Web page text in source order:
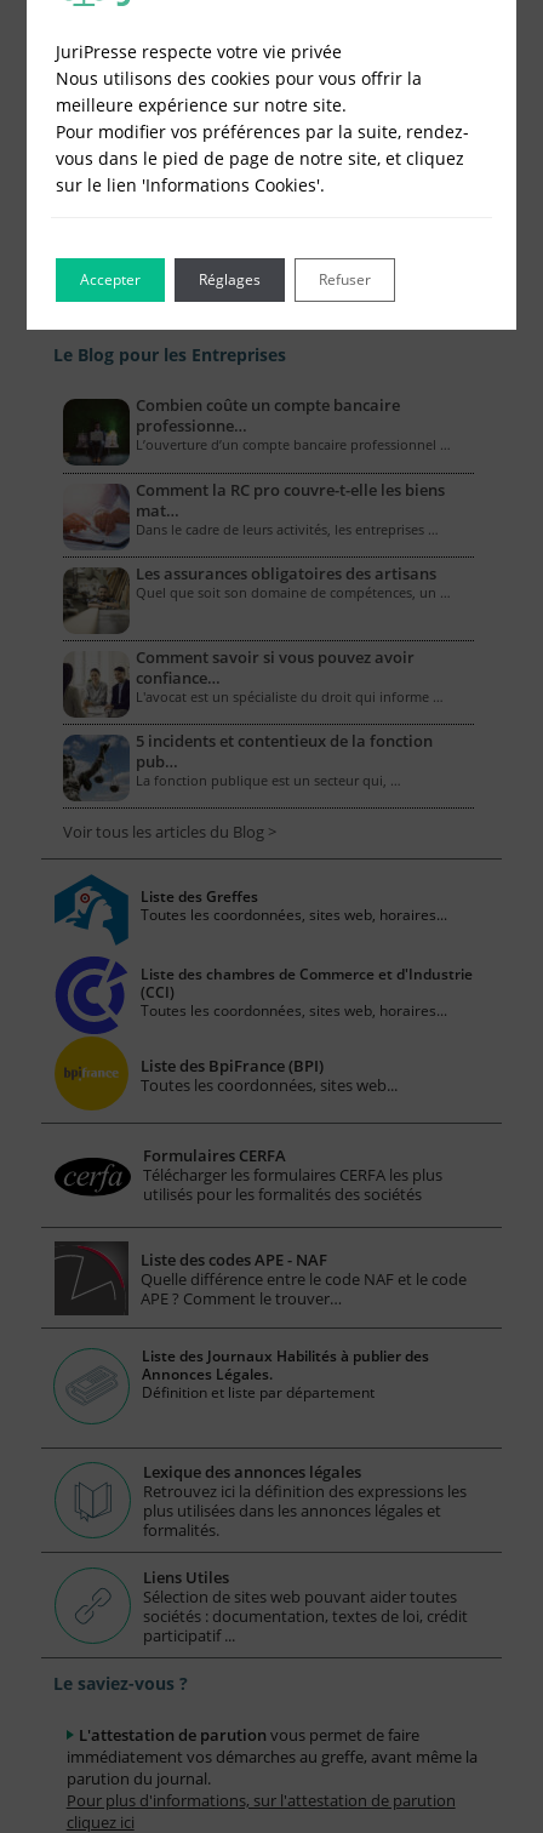
Le Blog pour les Entreprises
Combien coûte un compte bancaire
professionne…
L’ouverture d’un compte bancaire professionnel …
Comment la RC pro couvre-t-elle les biens
mat…
Dans le cadre de leurs activités, les entreprises …
Les assurances obligatoires des artisans
Quel que soit son domaine de compétences, un …
Comment savoir si vous pouvez avoir
confiance…
L'avocat est un spécialiste du droit qui informe …
5 incidents et contentieux de la fonction
pub…
La fonction publique est un secteur qui, …
Voir tous les articles du Blog >
Liste des Greffes
Toutes les coordonnées, sites web, horaires...
Liste des chambres de Commerce et d'Industrie
(CCI)
Toutes les coordonnées, sites web, horaires...
Liste des BpiFrance (BPI)
Toutes les coordonnées, sites web...
Formulaires CERFA
Télécharger les formulaires CERFA les plus
utilisés pour les formalités des sociétés
Liste des codes APE - NAF
Quelle différence entre le code NAF et le code
APE ? Comment le trouver…
Liste des Journaux Habilités à publier des
Annonces Légales.
Définition et liste par département
Lexique des annonces légales
Retrouvez ici la définition des expressions les
plus utilisées dans les annonces légales et
formalités.
Liens Utiles
Sélection de sites web pouvant aider toutes
sociétés : documentation, textes de loi, crédit
participatif ...
Le saviez-vous ?
L'attestation de parution vous permet de faire
immédiatement vos démarches au greffe, avant même la
parution du journal.
Pour plus d'informations, sur l'attestation de parution
cliquez ici
JuriPresse respecte votre vie privée
Nous utilisons des cookies pour vous offrir la
meilleure expérience sur notre site.
Pour modifier vos préférences par la suite, rendez-
vous dans le pied de page de notre site, et cliquez
sur le lien 'Informations Cookies'.
Accepter Refuser
Réglages